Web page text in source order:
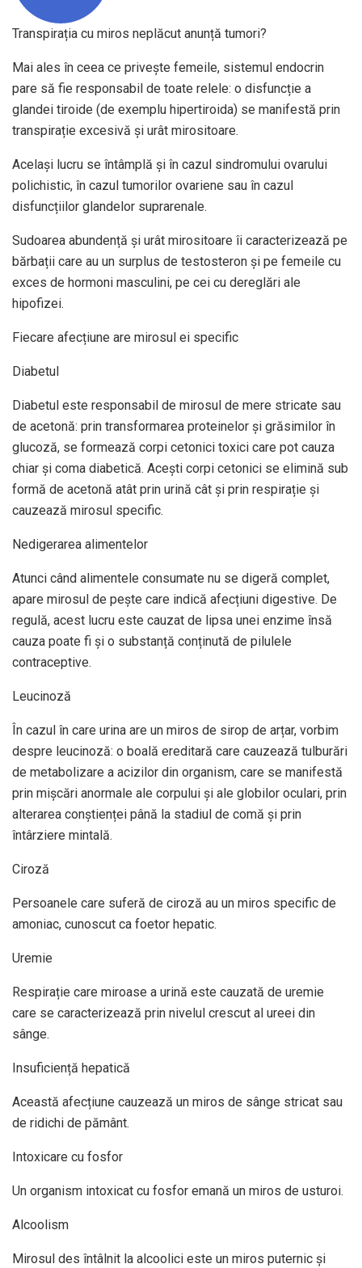
Transpirația cu miros neplăcut anunță tumori?
Mai ales în ceea ce privește femeile, sistemul endocrin
pare să fie responsabil de toate relele: o disfuncție a
glandei tiroide (de exemplu hipertiroida) se manifestă prin
transpirație excesivă și urât mirositoare.
Același lucru se întâmplă și în cazul sindromului ovarului
polichistic, în cazul tumorilor ovariene sau în cazul
disfuncțiilor glandelor suprarenale.
Sudoarea abundență și urât mirositoare îi caracterizează pe
bărbații care au un surplus de testosteron și pe femeile cu
exces de hormoni masculini, pe cei cu dereglări ale
hipofizei.
Fiecare afecțiune are mirosul ei specific
Diabetul
Diabetul este responsabil de mirosul de mere stricate sau
de acetonă: prin transformarea proteinelor și grăsimilor în
glucoză, se formează corpi cetonici toxici care pot cauza
chiar și coma diabetică. Acești corpi cetonici se elimină sub
formă de acetonă atât prin urină cât și prin respirație și
cauzează mirosul specific.
Nedigerarea alimentelor
Atunci când alimentele consumate nu se digeră complet,
apare mirosul de pește care indică afecțiuni digestive. De
regulă, acest lucru este cauzat de lipsa unei enzime însă
cauza poate fi și o substanță conținută de pilulele
contraceptive.
Leucinoză
În cazul în care urina are un miros de sirop de arțar, vorbim
despre leucinoză: o boală ereditară care cauzează tulburări
de metabolizare a acizilor din organism, care se manifestă
prin mișcări anormale ale corpului și ale globilor oculari, prin
alterarea conștienței până la stadiul de comă și prin
întârziere mintală.
Ciroză
Persoanele care suferă de ciroză au un miros specific de
amoniac, cunoscut ca foetor hepatic.
Uremie
Respirație care miroase a urină este cauzată de uremie
care se caracterizează prin nivelul crescut al ureei din
sânge.
Insuficiență hepatică
Această afecțiune cauzează un miros de sânge stricat sau
de ridichi de pământ.
Intoxicare cu fosfor
Un organism intoxicat cu fosfor emană un miros de usturoi.
Alcoolism
Mirosul des întâlnit la alcoolici este un miros puternic și